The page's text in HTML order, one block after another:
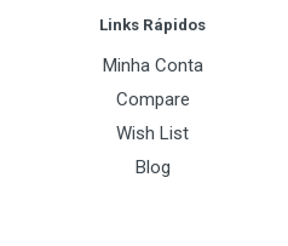
Links Rápidos
Minha Conta
Compare
Wish List
Blog